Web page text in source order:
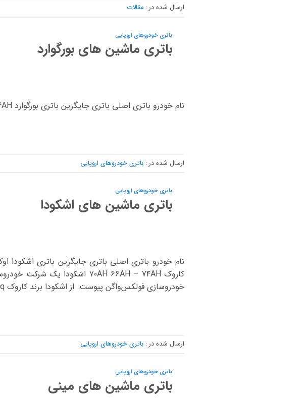
ارسال شده در : مقالات
باتری خودروهای اروپایی
باتری ماشین های بورگوارد
نام خودرو باتری اصلی باتری جایگزین باتری بورگوارد BX5 74AH باتری بورگوارد BX6 74AH باتری بورگوارد BX7 74AH
ارسال شده در : باتری خودروهای اروپایی
باتری خودروهای اروپایی
باتری ماشین های اشکودا
خودروسازی فولکس‌واگن پیوست. از اشکودا برند کاروک Karoq و سوپرب […]
ارسال شده در : باتری خودروهای اروپایی
باتری خودروهای اروپایی
باتری ماشین های مینی